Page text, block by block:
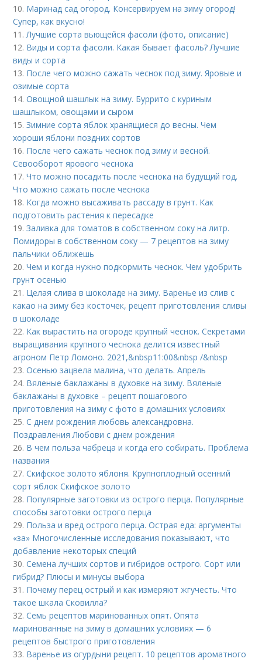
10. Маринад сад огород. Консервируем на зиму огород!
Супер, как вкусно!
11.Лучшие сорта вьющейся фасоли (фото, описание)
12. Виды и сорта фасоли. Какая бывает фасоль? Лучшие
виды и сорта
13. После чего можно сажать чеснок под зиму. Яровые и
озимые сорта
14.Овощной шашлык на зиму. Буррито с куриным
шашлыком, овощами и сыром
15.Зимние сорта яблок хранящиеся до весны. Чем
хороши яблони поздних сортов
16. После чего сажать чеснок под зиму и весной.
Севооборот ярового чеснока
17.Что можно посадить после чеснока на будущий год.
Что можно сажать после чеснока
18. Когда можно высаживать рассаду в грунт. Как
подготовить растения к пересадке
19.Заливка для томатов в собственном соку на литр.
Помидоры в собственном соку — 7 рецептов на зиму
пальчики оближешь
20.Чем и когда нужно подкормить чеснок. Чем удобрить
грунт осенью
21. Целая слива в шоколаде на зиму. Варенье из слив с
какао на зиму без косточек, рецепт приготовления сливы
в шоколаде
22. Как вырастить на огороде крупный чеснок. Секретами
выращивания крупного чеснока делится известный
агроном Петр Ломоно. 2021,&nbsp11:00&nbsp /&nbsp
23.Осенью зацвела малина, что делать. Апрель
24. Вяленые баклажаны в духовке на зиму. Вяленые
баклажаны в духовке – рецепт пошагового
приготовления на зиму с фото в домашних условиях
25.С днем рождения любовь александровна.
Поздравления Любови с днем рождения
26. В чем польза чабреца и когда его собирать. Проблема
названия
27.Скифское золото яблоня. Крупноплодный осенний
сорт яблок Скифское золото
28. Популярные заготовки из острого перца. Популярные
способы заготовки острого перца
29. Польза и вред острого перца. Острая еда: аргументы
«за» Многочисленные исследования показывают, что
добавление некоторых специй
30.Семена лучших сортов и гибридов острого. Сорт или
гибрид? Плюсы и минусы выбора
31. Почему перец острый и как измеряют жгучесть. Что
такое шкала Сковилла?
32.Семь рецептов маринованных опят. Опята
маринованные на зиму в домашних условиях — 6
рецептов быстрого приготовления
33. Варенье из огурдыни рецепт. 10 рецептов ароматного